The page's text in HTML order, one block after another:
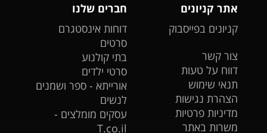
אתר קניונים
קניונים בפייסבוק
צור קשר
דווח על טעות
תנאי שימוש
הצהרת נגישות
מדיניות פרטיות
משרות באתר
חברים שלנו
דוחות אינסטגרם
סרטים
בתי קולנוע
סרטי ילדים
אורייתא - ספר ושמנים
לנשים
עסקים מומלצים -
T.co.il